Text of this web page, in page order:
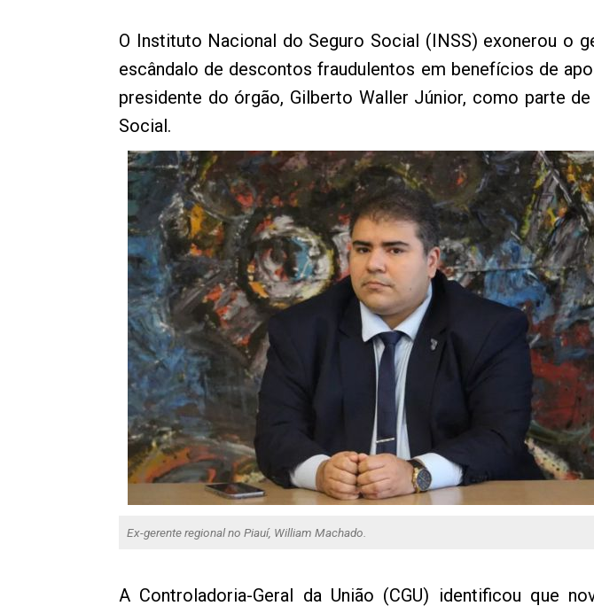
O Instituto Nacional do Seguro Social (INSS) exonerou o
escândalo de descontos fraudulentos em benefícios de
presidente do órgão, Gilberto Waller Júnior, como parte
Social.
Ex-gerente regional no Piauí, William Machado.
A Controladoria-Geral da União (CGU) identificou que